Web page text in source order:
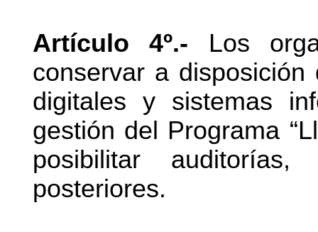
Artículo 4º.- Los
conservar a
digitales y sistemas
gestión del Programa
posibilitar
posteriores.